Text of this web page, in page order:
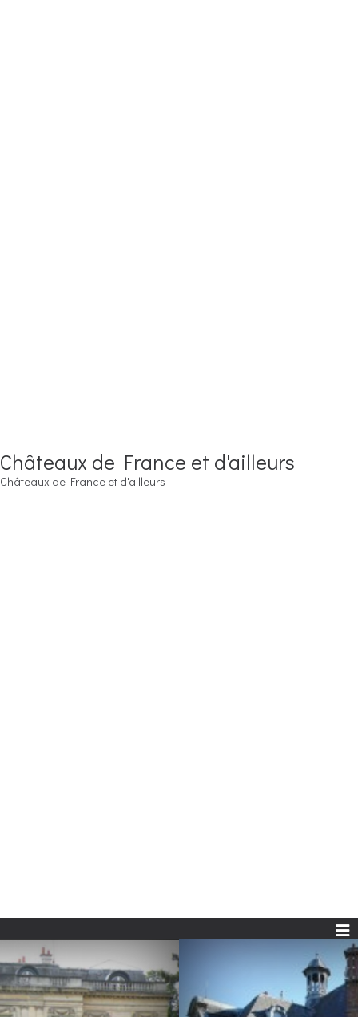
Châteaux de France et d'ailleurs
Châteaux de France et d'ailleurs